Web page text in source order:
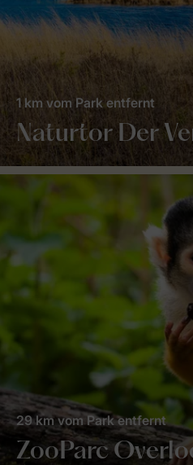
Naturtor Der
1 km vom Park entfernt
ZooParc
29 km vom Park entfernt